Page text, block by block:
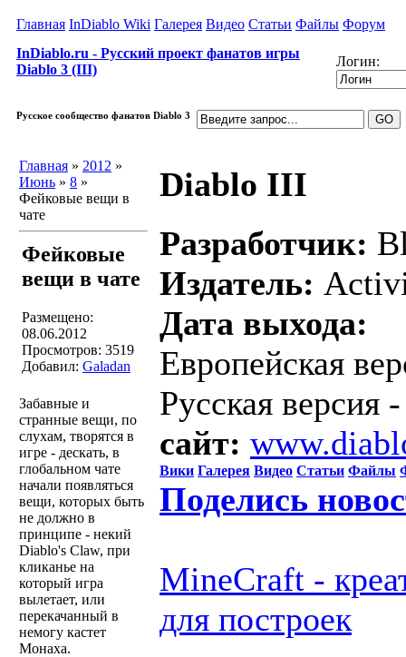
Главная InDiablo Wiki Галерея Видео Статьи Файлы Форум
InDiablo.ru - Русский проект фанатов игры
Diablo 3 (III)
Логин:
Русское сообщество фанатов Diablo 3
Главная » 2012 »
Июнь » 8 »
Фейковые вещи в
чате
Фейковые
вещи в чате
Размещено:
08.06.2012
Просмотров: 3519
Добавил: Galadan
Забавные и
странные вещи, по
слухам, творятся в
игре - дескать, в
глобальном чате
начали появляться
вещи, которых быть
не должно в
принципе - некий
Diablo's Claw, при
кликанье на
который игра
вылетает, или
перекачанный в
немогу кастет
Монаха.
Diablo III
Разработчик:
Издатель:
Дата выхода:
Европейская
Русская
сайт:
Вики Галерея Видео Статьи Файлы
Поделись
MineCraft -
для построек